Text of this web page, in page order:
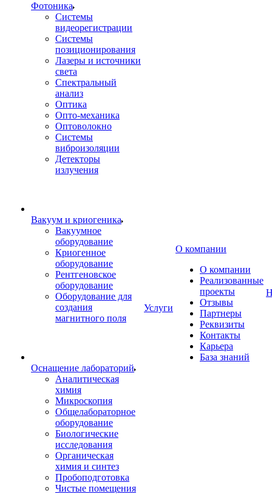
Фотоника
Cистемы
видеорегистрации
Системы
позиционирования
Лазеры и источники
света
Спектральный
анализ
Оптика
Опто-механика
Оптоволокно
Системы
виброизоляции
Детекторы
излучения
Вакуум и криогеника
Вакуумное
оборудование
Криогенное
оборудование
Рентгеновское
оборудование
Оборудование для
создания
магнитного поля
Оснащение лабораторий
Аналитическая
химия
Микроскопия
Общелабораторное
оборудование
Биологические
исследования
Органическая
химия и синтез
Пробоподготовка
Чистые помещения
Услуги
О компании
О компании
Реализованные
проекты
Отзывы
Партнеры
Реквизиты
Контакты
Карьера
База знаний